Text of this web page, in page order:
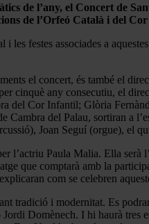
de l’any, el Concert de
de l’Orfeó Català i del
festes associades a
el concert, és també el
cinquè any consecutiu, el
del Cor Infantil; Glòria
del Palau, sortiran a
Joan Seguí (orgue),
Paula Malia. Ella
que comptarà amb la
com se celebren
tradició i modernitat. Es
Domènech. I hi haurà tres